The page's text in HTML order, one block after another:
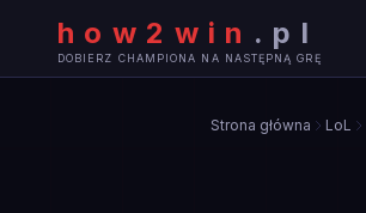
how2win . pl
DOBIERZ CHAMPIONA NA NASTĘPNĄ GRĘ
Strona główna LoL